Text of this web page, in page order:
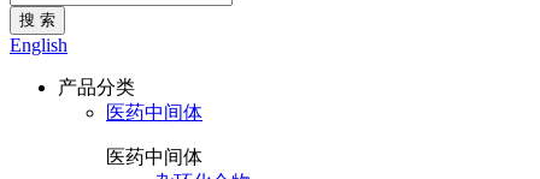
搜 索
English
产品分类
医药中间体
医药中间体